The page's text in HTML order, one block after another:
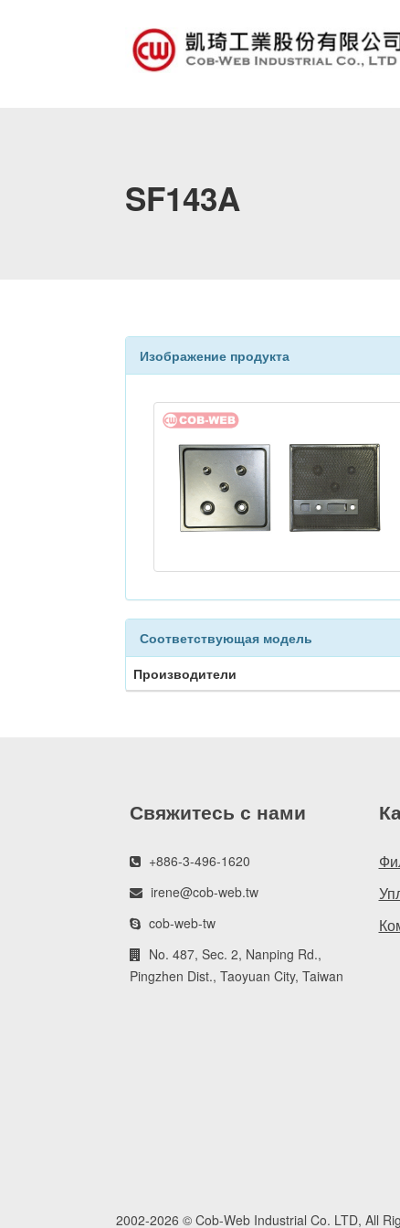
SF143A
Изображение продукта
Соответствующая модель
Производители
Свяжитесь с нами
+886-3-496-1620
irene@cob-web.tw
cob-web-tw
No. 487, Sec. 2, Nanping Rd.,
Pingzhen Dist., Taoyuan City, Taiwan
2002-2026 © Cob-Web Industrial Co. LTD, All